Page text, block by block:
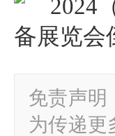
免责声明
为传递更